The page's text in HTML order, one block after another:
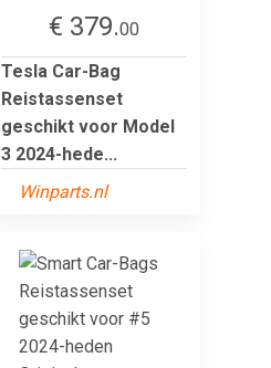
€ 379.00
Tesla Car-Bag
Reistassenset
geschikt voor Model
3 2024-hede...
Winparts.nl